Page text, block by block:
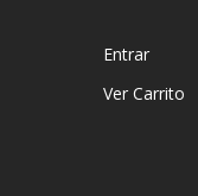
Entrar
Ver Carrito